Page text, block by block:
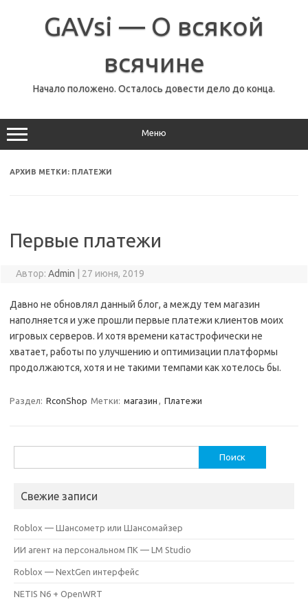
содержимомуGAVsi — О всякой
всячине
Начало положено. Осталось довести дело до конца.
Меню
АРХИВ МЕТКИ: ПЛАТЕЖИ
Первые платежи
Автор: Admin 27 июня, 2019
Давно не обновлял данный блог, а между тем магазин
наполняется и уже прошли первые платежи клиентов моих
игровых серверов. И хотя времени катастрофически не
хватает, работы по улучшению и оптимизации платформы
продолжаются, хотя и не такими темпами как хотелось бы.
Раздел: RconShop Метки: магазин , Платежи
Свежие записи
Roblox — Шансометр или Шансомайзер
ИИ агент на персональном ПК — LM Studio
Roblox — NextGen интерфейс
NETIS N6 + OpenWRT